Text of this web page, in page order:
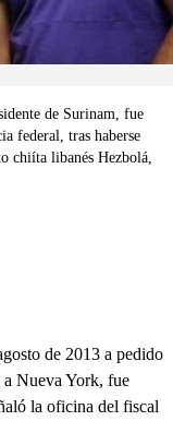
de Surinam, fue
federal, tras haberse
chiíta libanés Hezbolá,
de 2013 a pedido
Nueva York, fue
la oficina del fiscal